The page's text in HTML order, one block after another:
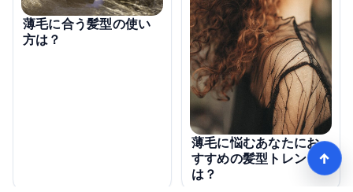
薄毛に合う髪型の使い
方は？
薄毛に悩むあなたにお
すすめの髪型トレンド
は？
↑